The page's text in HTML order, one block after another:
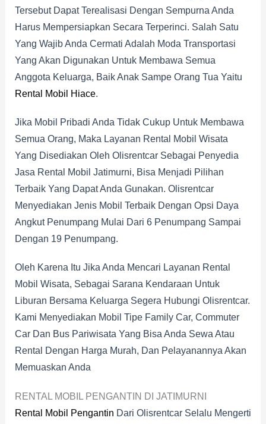
Tersebut Dapat Terealisasi Dengan Sempurna Anda
Harus Mempersiapkan Secara Terperinci. Salah Satu
Yang Wajib Anda Cermati Adalah Moda Transportasi
Yang Akan Digunakan Untuk Membawa Semua
Anggota Keluarga, Baik Anak Sampe Orang Tua Yaitu
Rental Mobil Hiace.
Jika Mobil Pribadi Anda Tidak Cukup Untuk Membawa
Semua Orang, Maka Layanan Rental Mobil Wisata
Yang Disediakan Oleh Olisrentcar Sebagai Penyedia
Jasa Rental Mobil Jatimurni, Bisa Menjadi Pilihan
Terbaik Yang Dapat Anda Gunakan. Olisrentcar
Menyediakan Jenis Mobil Terbaik Dengan Opsi Daya
Angkut Penumpang Mulai Dari 6 Penumpang Sampai
Dengan 19 Penumpang.
Oleh Karena Itu Jika Anda Mencari Layanan Rental
Mobil Wisata, Sebagai Sarana Kendaraan Untuk
Liburan Bersama Keluarga Segera Hubungi Olisrentcar.
Kami Menyediakan Mobil Tipe Family Car, Commuter
Car Dan Bus Pariwisata Yang Bisa Anda Sewa Atau
Rental Dengan Harga Murah, Dan Pelayanannya Akan
Memuaskan Anda
RENTAL MOBIL PENGANTIN DI JATIMURNI
Rental Mobil Pengantin Dari Olisrentcar Selalu Mengerti